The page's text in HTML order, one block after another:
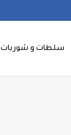
سلطات و شوربات